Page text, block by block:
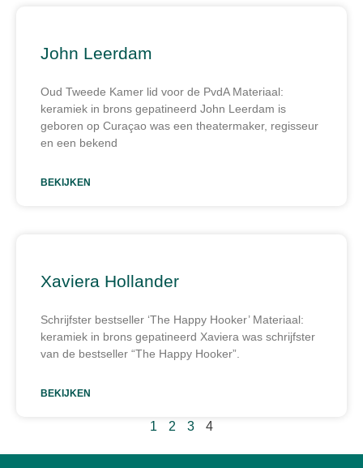
John Leerdam
Oud Tweede Kamer lid voor de PvdA Materiaal:
keramiek in brons gepatineerd John Leerdam is
geboren op Curaçao was een theatermaker, regisseur
en een bekend
BEKIJKEN
Xaviera Hollander
Schrijfster bestseller ‘The Happy Hooker’ Materiaal:
keramiek in brons gepatineerd Xaviera was schrijfster
van de bestseller “The Happy Hooker”.
BEKIJKEN
1 2 3 4